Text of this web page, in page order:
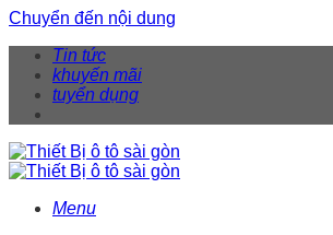
Chuyển đến nội dung
Tin tức
khuyến mãi
tuyển dụng
Menu